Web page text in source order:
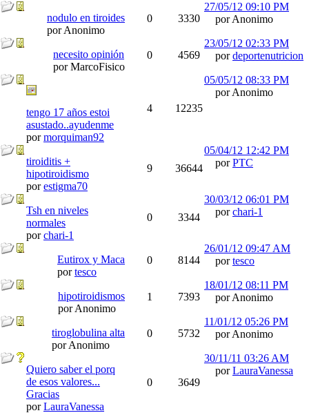
nodulo en tiroides
por Anonimo
0 3330
27/05/12 09:10 PM
por Anonimo
necesito opinión
por MarcoFisico
0 4569
23/05/12 02:33 PM
pordeportenutricion
tengo 17 años estoi
asustado..ayudenme
pormorquiman92
4 12235
05/05/12 08:33 PM
por Anonimo
tiroiditis +
hipotiroidismo
porestigma70
9 36644
05/04/12 12:42 PM
porPTC
Tsh en niveles
normales
porchari-1
0 3344
30/03/12 06:01 PM
porchari-1
Eutirox y Maca
portesco
0 8144
26/01/12 09:47 AM
portesco
hipotiroidismos
por Anonimo
1 7393
18/01/12 08:11 PM
por Anonimo
tiroglobulina alta
por Anonimo
0 5732
11/01/12 05:26 PM
por Anonimo
Quiero saber el porq
de esos valores...
Gracias
porLauraVanessa
0 3649
30/11/11 03:26 AM
porLauraVanessa